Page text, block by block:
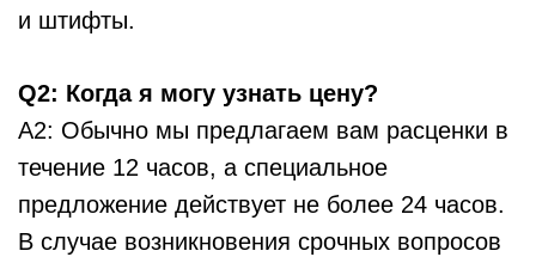
и штифты.
Q2: Когда я могу узнать цену?
A2: Обычно мы предлагаем вам расценки в
течение 12 часов, а специальное
предложение действует не более 24 часов.
В случае возникновения срочных вопросов